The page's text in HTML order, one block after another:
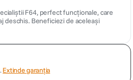
F64, perfect funcționale, care
deschis. Beneficiezi de aceleași
Extinde garanția